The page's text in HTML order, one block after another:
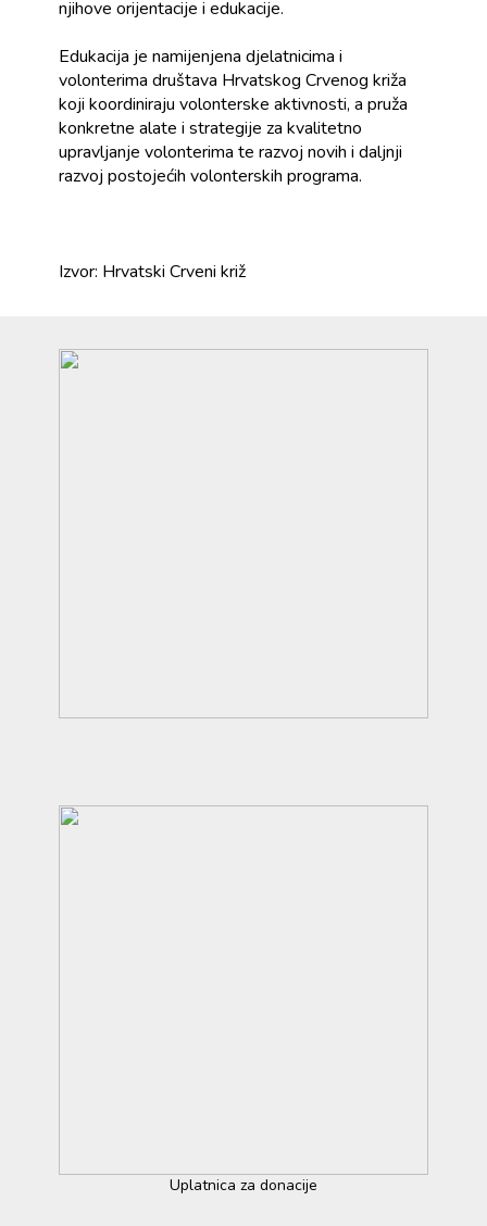
njihove orijentacije i edukacije.
Edukacija je namijenjena djelatnicima i
volonterima društava Hrvatskog Crvenog križa
koji koordiniraju volonterske aktivnosti, a pruža
konkretne alate i strategije za kvalitetno
upravljanje volonterima te razvoj novih i daljnji
razvoj postojećih volonterskih programa.
Izvor: Hrvatski Crveni križ
Uplatnica za donacije